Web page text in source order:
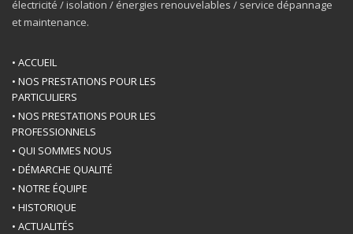
électricité / isolation / énergies renouvelables / service dépannage
et maintenance.
• ACCUEIL
• NOS PRESTATIONS POUR LES
PARTICULIERS
• NOS PRESTATIONS POUR LES
PROFESSIONNELS
• QUI SOMMES NOUS
• DÉMARCHE QUALITÉ
• NOTRE ÉQUIPE
• HISTORIQUE
• ACTUALITÉS